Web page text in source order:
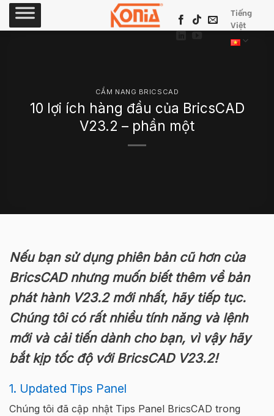
Skip
Tiếng
Việt
CẨM NANG BRICSCAD
10 lợi ích hàng đầu của BricsCAD
V23.2 – phần một
Nếu bạn sử dụng phiên bản cũ hơn của
BricsCAD nhưng muốn biết thêm về bản
phát hành V23.2 mới nhất, hãy tiếp tục.
Chúng tôi có rất nhiều tính năng và lệnh
mới và cải tiến dành cho bạn, vì vậy hãy
bắt kịp tốc độ với BricsCAD V23.2!
1. Updated Tips Panel
Chúng tôi đã cập nhật Tips Panel BricsCAD trong